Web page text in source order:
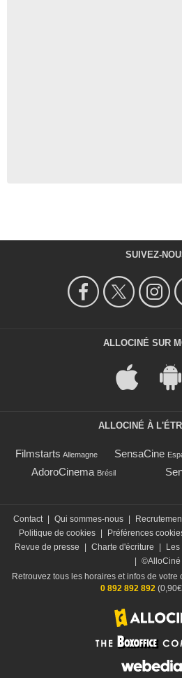
SUIVEZ-
ALLOCINÉ SUR
ALLOCINÉ À
Filmstarts Allemagne SensaCine
AdoroCinema Brésil
Contact Qui sommes-nous
Politique de cookies
Préférences
Revue de presse
Charte d'écriture
©AlloCiné
Retrouvez tous les horaires et infos de
0 892 892 892